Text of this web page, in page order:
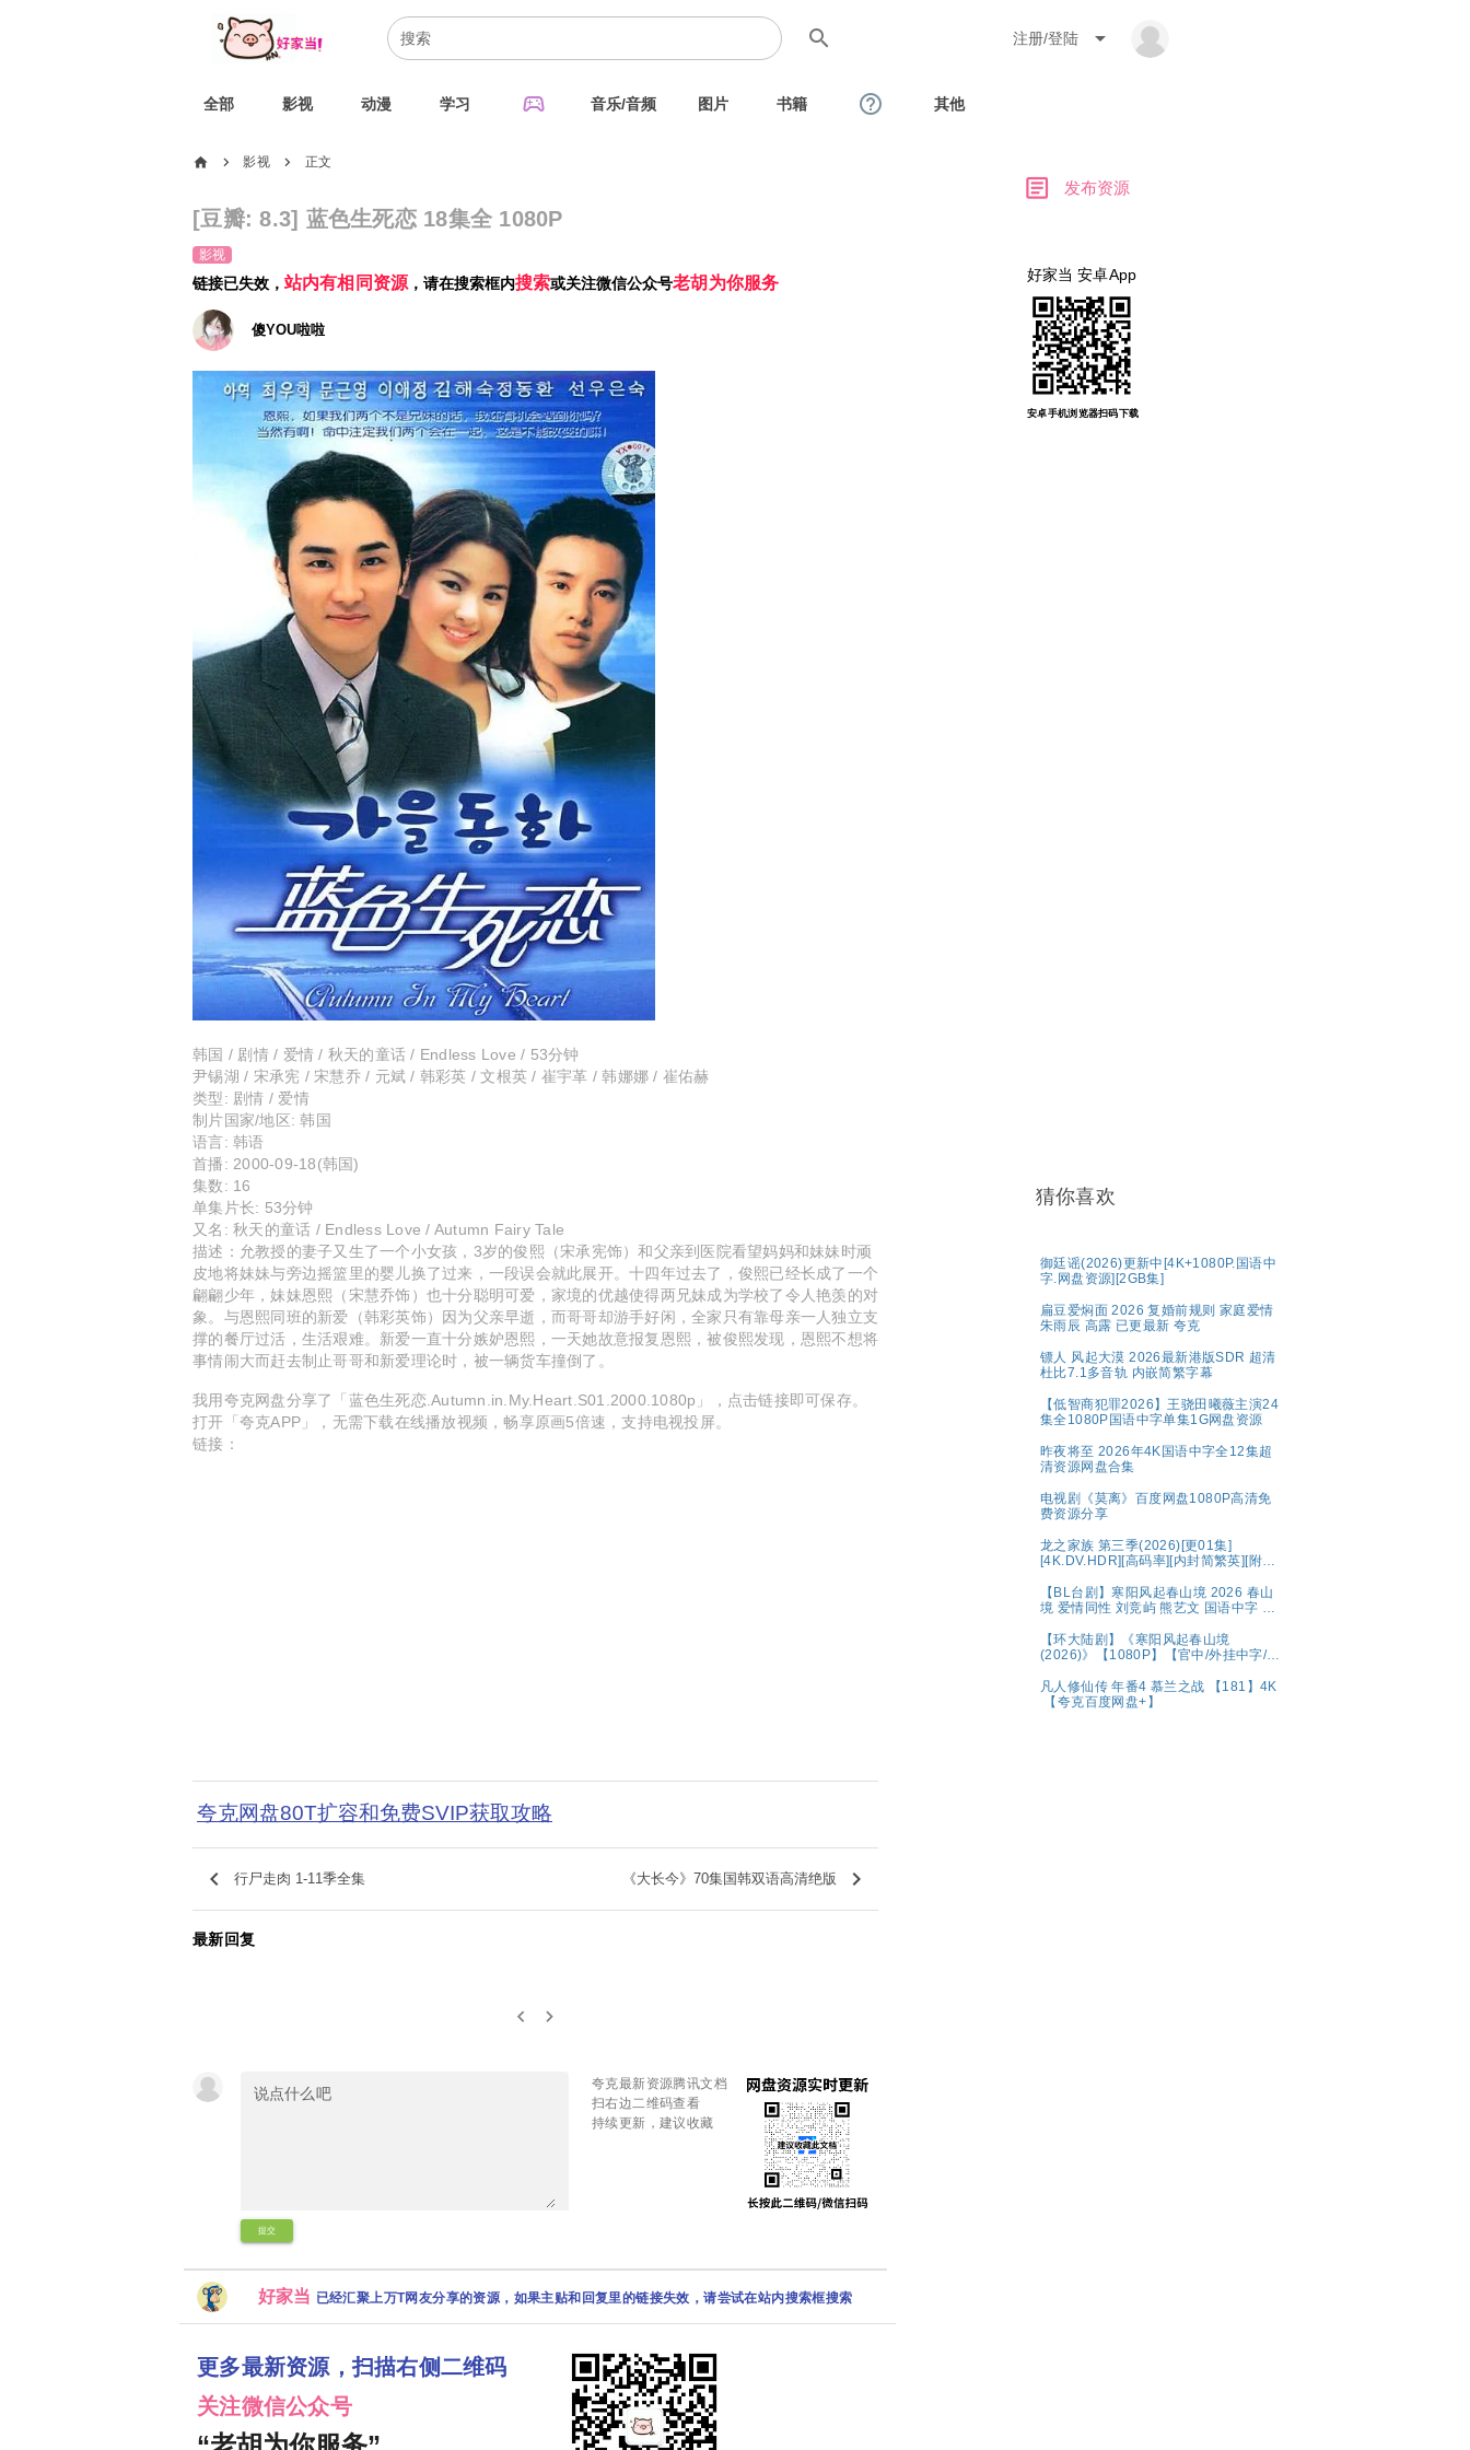
search 注册/登陆 arrow_drop_down
全部 影视 动漫 学习 sports_esports 音乐/音频 图片 书籍 help_outline 其他
home chevron_right 影视 chevron_right 正文
[豆瓣: 8.3] 蓝色生死恋 18集全 1080P
影视
链接已失效，站内有相同资源，请在搜索框内搜索或关注微信公众号老胡为你服务
傻YOU啦啦
韩国 / 剧情 / 爱情 / 秋天的童话 / Endless Love / 53分钟
尹锡湖 / 宋承宪 / 宋慧乔 / 元斌 / 韩彩英 / 文根英 / 崔宇革 / 韩娜娜 / 崔佑赫
类型: 剧情 / 爱情
制片国家/地区:韩国
语言:韩语
首播: 2000-09-18(韩国)
集数: 16
单集片长: 53分钟
又名:秋天的童话 / Endless Love / Autumn Fairy Tale
描述：允教授的妻子又生了一个小女孩，3岁的俊熙（宋承宪饰）和父亲到医院看望妈妈和妹妹时顽
皮地将妹妹与旁边摇篮里的婴儿换了过来，一段误会就此展开。十四年过去了，俊熙已经长成了一个
翩翩少年，妹妹恩熙（宋慧乔饰）也十分聪明可爱，家境的优越使得两兄妹成为学校了令人艳羡的对
象。与恩熙同班的新爱（韩彩英饰）因为父亲早逝，而哥哥却游手好闲，全家只有靠母亲一人独立支
撑的餐厅过活，生活艰难。新爱一直十分嫉妒恩熙，一天她故意报复恩熙，被俊熙发现，恩熙不想将
事情闹大而赶去制止哥哥和新爱理论时，被一辆货车撞倒了。
我用夸克网盘分享了「蓝色生死恋.Autumn.in.My.Heart.S01.2000.1080p」，点击链接即可保存。
打开「夸克APP」，无需下载在线播放视频，畅享原画5倍速，支持电视投屏。
链接：
夸克网盘80T扩容和免费SVIP获取攻略
keyboard_arrow_left 行尸走肉 1-11季全集 《大长今》70集国韩双语高清绝版 keyboard_arrow_right
最新回复
keyboard_arrow_left keyboard_arrow_right
提交
夸克最新资源腾讯文档
扫右边二维码查看
持续更新，建议收藏
好家当 已经汇聚上万T网友分享的资源，如果主贴和回复里的链接失效，请尝试在站内搜索框搜索
更多最新资源，扫描右侧二维码
关注微信公众号
article 发布资源
好家当 安卓App
安卓手机浏览器扫码下载
猜你喜欢
御廷谣(2026)更新中[4K+1080P.国语中
字.网盘资源][2GB集]
扁豆爱焖面 2026 复婚前规则 家庭爱情
朱雨辰 高露 已更最新 夸克
镖人 风起大漠 2026最新港版SDR 超清
杜比7.1多音轨 内嵌简繁字幕
【低智商犯罪2026】王骁田曦薇主演24
集全1080P国语中字单集1G网盘资源
昨夜将至 2026年4K国语中字全12集超
清资源网盘合集
电视剧《莫离》百度网盘1080P高清免
费资源分享
龙之家族 第三季(2026)[更01集]
[4K.DV.HDR][高码率][内封简繁英][附1-
【BL台剧】寒阳风起春山境 2026 春山
境 爱情同性 刘竞屿 熊艺文 国语中字 已
【环大陆剧】《寒阳风起春山境
(2026)》【1080P】【官中/外挂中字/三
凡人修仙传 年番4 慕兰之战 【181】4K
【夸克百度网盘+】